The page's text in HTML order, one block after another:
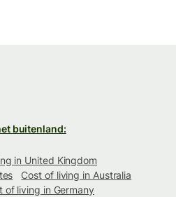
buitenland:
in United Kingdom
Cost of living in Australia
of living in Germany